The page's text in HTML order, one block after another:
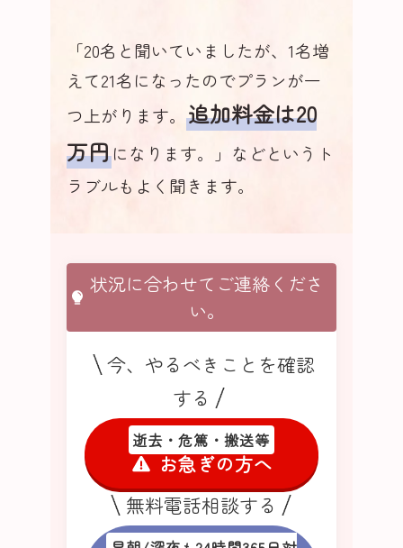
「20名と聞いていましたが、1名増
えて21名になったのでプランが一
つ上がります。 追加料金は20
万円になります。」などというト
ラブルもよく聞きます。
状況に合わせてご連絡くださ
い。
今、やるべきことを確認
する
逝去・危篤・搬送等
お急ぎの方へ
無料電話相談する